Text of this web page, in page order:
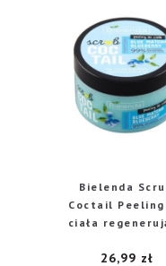
Bielenda
Coctail Peeling
ciała
Blueberry
26,99 zł